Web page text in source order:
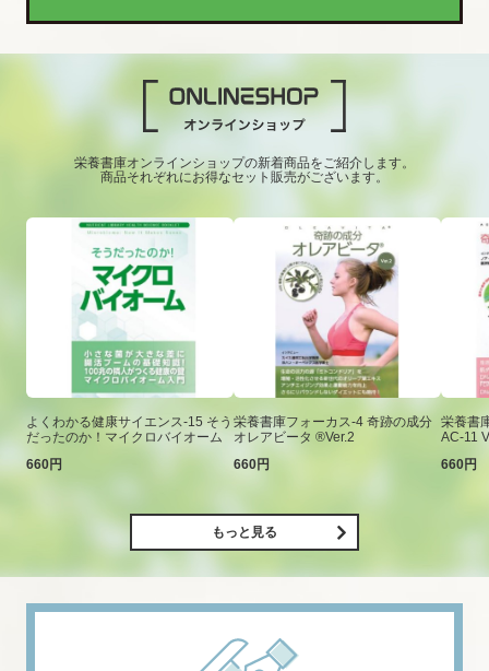
栄養書庫オンラインショップの新着商品をご紹介します。
商品それぞれにお得なセット販売がございます。
よくわかる健康サイエンス-15 そう
だったのか！マイクロバイオーム
660円
栄養書庫フォーカス-4 奇跡の成分
オレアビータ ®Ver.2
660円
栄養書
AC-11
660円
もっと見る